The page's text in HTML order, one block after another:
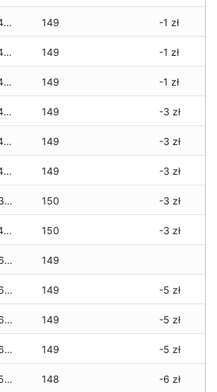
3,740 zł 149 -1 zł
3,740 zł 149 -1 zł
3,740 zł 149 -1 zł
3,740 zł 149 -3 zł
3,740 zł 149 -3 zł
3,740 zł 149 -3 zł
3,730 zł 150 -3 zł
3,740 zł 150 -3 zł
3,760 zł 149
3,760 zł 149 -5 zł
3,760 zł 149 -5 zł
3,760 zł 149 -5 zł
3,750 zł 148 -6 zł